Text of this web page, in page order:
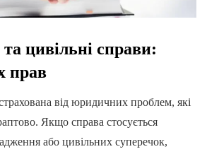
цивільні справи:
прав
від юридичних проблем, які
Якщо справа стосується
або цивільних суперечок,